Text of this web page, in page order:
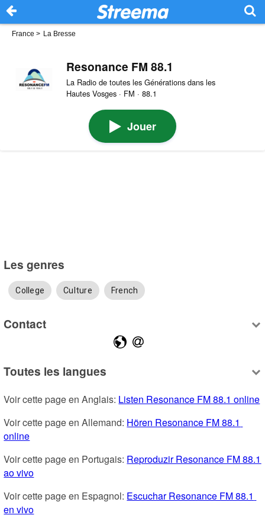
France > La Bresse
Resonance FM 88.1
La Radio de toutes les Générations dans les
Hautes Vosges · FM · 88.1
Jouer
Les genres
College Culture French
Contact
Toutes les langues
Voir cette page en Anglais: Listen Resonance FM 88.1 online
Voir cette page en Allemand: Hören Resonance FM 88.1
online
Voir cette page en Portugais: Reproduzir Resonance FM 88.1
ao vivo
Voir cette page en Espagnol: Escuchar Resonance FM 88.1
en vivo